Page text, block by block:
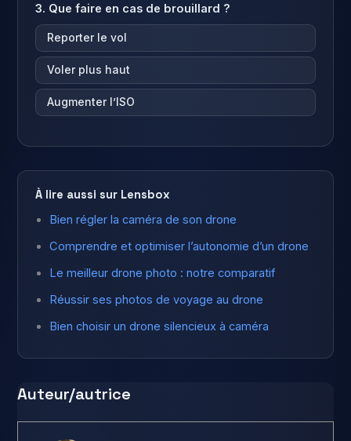
3. Que faire en cas de brouillard ?
Reporter le vol
Voler plus haut
Augmenter l’ISO
À lire aussi sur Lensbox
Bien régler la caméra de son drone
Comprendre et optimiser l’autonomie d’un drone
Le meilleur drone photo : notre comparatif
Réussir ses photos de voyage au drone
Bien choisir un drone silencieux à caméra
Auteur/autrice